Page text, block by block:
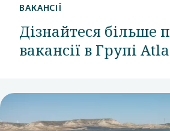
ВАКАНСІЇ
Дізнайтеся більше
вакансії в Групі